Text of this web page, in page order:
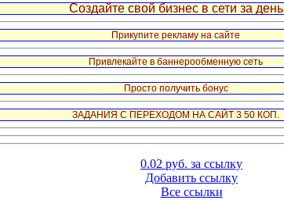
Создайте свой бизнес в сети за день
Прикупите рекламу на сайте
Привлекайте в баннерообменную сеть
Просто получить бонус
ЗАДАНИЯ С ПЕРЕХОДОМ НА САЙТ 3 50 КОП.
0.02 руб. за ссылку
Добавить ссылку
Все ссылки